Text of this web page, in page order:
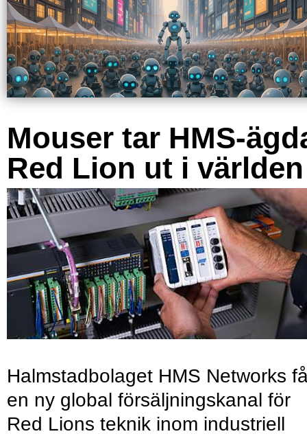
Mouser tar HMS-
Red Lion ut i världen
Halmstadbolaget HMS Networks
en ny global försäljningskanal för
Red Lions teknik inom industriell